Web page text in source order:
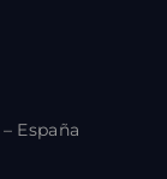
España